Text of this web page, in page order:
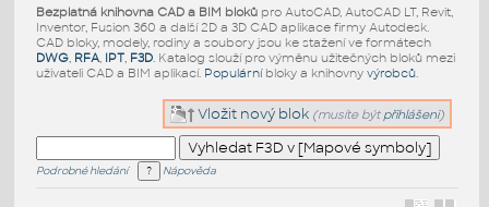
Bezplatná knihovna CAD a BIM blokůpro AutoCAD, AutoCAD LT, Revit,
Inventor, Fusion 360 a další 2D a 3D CAD aplikace firmy Autodesk.
CAD bloky, modely, rodiny a soubory jsou ke stažení ve formátech
DWG, RFA, IPT, F3D. Katalog slouží pro výměnu užitečných bloků mezi
uživateli CAD a BIM aplikací. Populárníbloky a knihovny výrobců.
Vložit nový blok (musíte být přihlášeni)
Podrobné hledání Nápověda